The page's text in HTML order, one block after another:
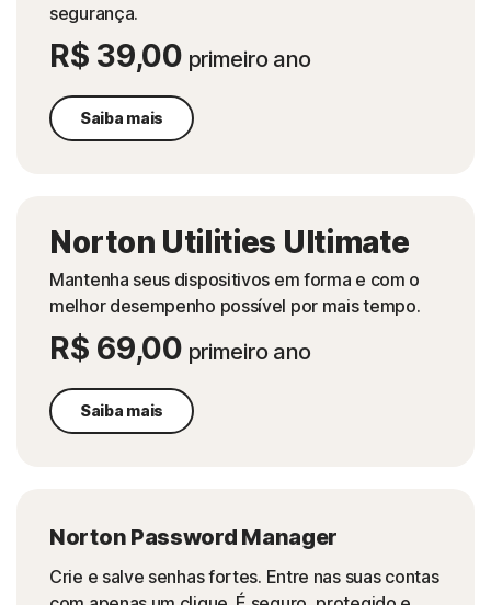
segurança.
R$ 39,00 primeiro ano
Saiba mais
Norton Utilities Ultimate
Mantenha seus dispositivos em forma e com o
melhor desempenho possível por mais tempo.
R$ 69,00 primeiro ano
Saiba mais
Norton Password Manager
Crie e salve senhas fortes. Entre nas suas contas